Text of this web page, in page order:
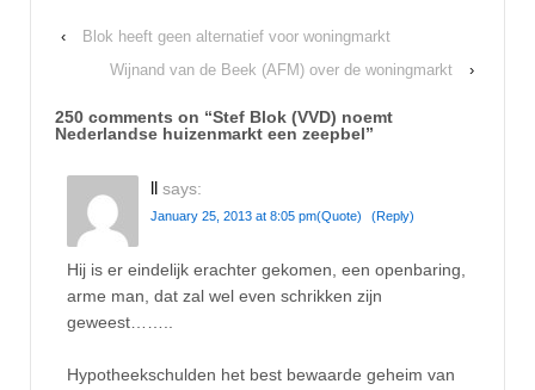
‹
Blok heeft geen alternatief voor woningmarkt
Wijnand van de Beek (AFM) over de woningmarkt
›
250 comments on “Stef Blok (VVD) noemt
Nederlandse huizenmarkt een zeepbel”
ll says:
January 25, 2013 at 8:05 pm(Quote) (Reply)
Hij is er eindelijk erachter gekomen, een openbaring,
arme man, dat zal wel even schrikken zijn
geweest……..
Hypotheekschulden het best bewaarde geheim van